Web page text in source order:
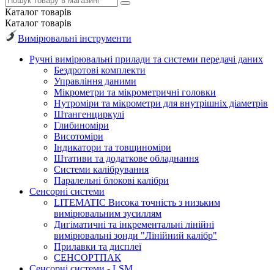
Каталог товарів
Каталог товарів
Вимірювальні інструменти
Ручні вимірювальні прилади та системи передачі даних
Бездротові комплекти
Управління даними
Мікрометри та мікрометричні головки
Нутроміри та мікрометри для внутрішніх діаметрів
Штангенциркулі
Глибиноміри
Висотоміри
Індикатори та товщиноміри
Штативи та додаткове обладнання
Системи калібрування
Паралельні блокові калібри
Сенсорні системи
LITEMATIC Висока точність з низьким
вимірювальним зусиллям
Дигіматичні та інкрементальні лінійні
вимірювальні зонди "Лінійний калібр"
Прилавки та дисплеї
СЕНСОРТПАК